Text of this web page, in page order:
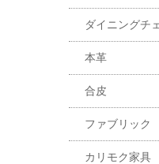
ダイニングチ
本革
合皮
ファブリック
カリモク家具